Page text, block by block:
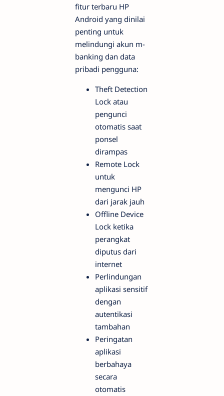
fitur terbaru HP
Android yang dinilai
penting untuk
melindungi akun m-
banking dan data
pribadi pengguna:
Theft Detection
Lock atau
pengunci
otomatis saat
ponsel
dirampas
Remote Lock
untuk
mengunci HP
dari jarak jauh
Offline Device
Lock ketika
perangkat
diputus dari
internet
Perlindungan
aplikasi sensitif
dengan
autentikasi
tambahan
Peringatan
aplikasi
berbahaya
secara
otomatis